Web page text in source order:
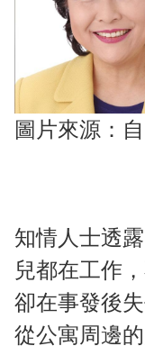
圖片來源：
知情人士透
兒都在工作
卻在事發後
從公寓周邊